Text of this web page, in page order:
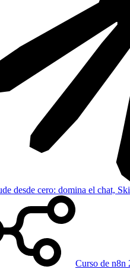
desde cero: domina el chat,
Curso de n8n